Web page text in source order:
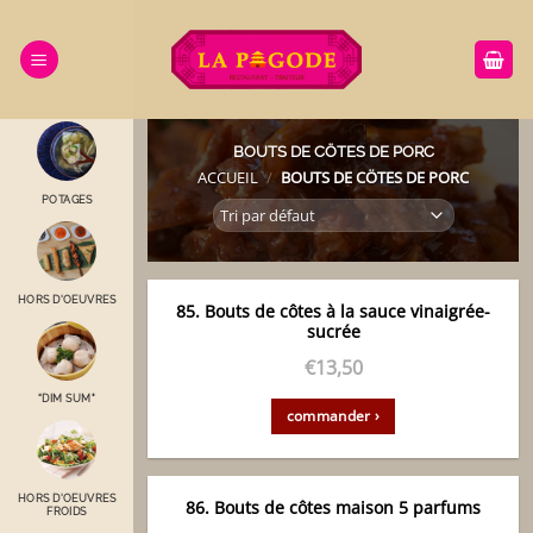
contenu
POTAGES
HORS D'OEUVRES
“DIM SUM"
HORS D'OEUVRES
FROIDS
BOUTS DE CÖTES DE PORC
ACCUEIL / BOUTS DE CÖTES DE PORC
85. Bouts de côtes à la sauce vinaigrée-
sucrée
€13,50
commander ›
86. Bouts de côtes maison 5 parfums